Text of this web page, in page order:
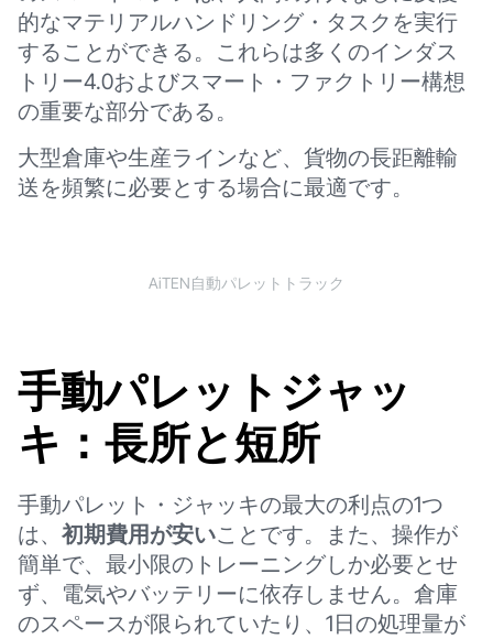
的なマテリアルハンドリング・タスクを実行
することができる。これらは多くのインダス
トリー4.0およびスマート・ファクトリー構想
の重要な部分である。
大型倉庫や生産ラインなど、貨物の長距離輸
送を頻繁に必要とする場合に最適です。
AiTEN自動パレットトラック
手動パレットジャッ
キ：長所と短所
手動パレット・ジャッキの最大の利点の1つ
は、 初期費用が安いことです。また、操作が
簡単で、最小限のトレーニングしか必要とせ
ず、電気やバッテリーに依存しません。倉庫
のスペースが限られていたり、1日の処理量が